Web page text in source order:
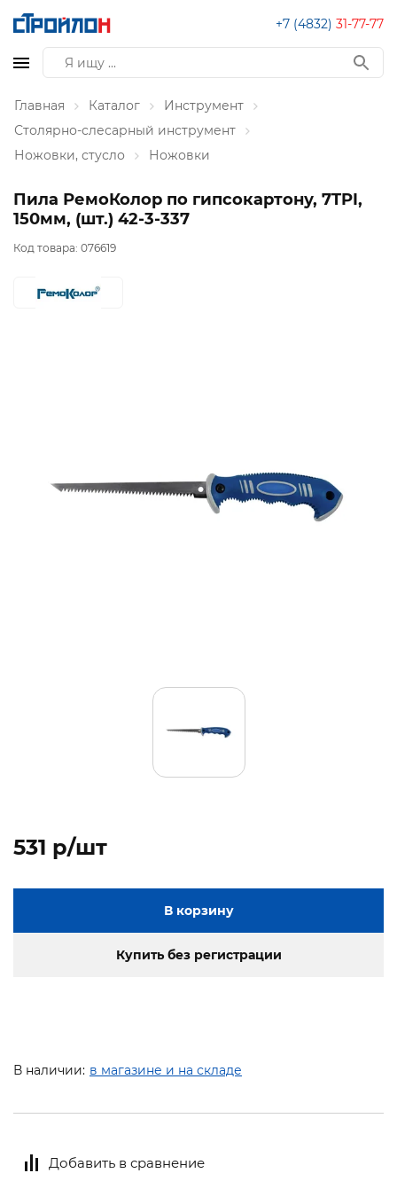
+7 (4832) 31-77-77
Главная Каталог
Инструмент
Столярно-слесарный инструмент
Ножовки, стусло
Ножовки
Пила РемоКолор по гипсокартону, 7TPI,
150мм, (шт.) 42-3-337
Код товара: 076619
531 p/шт
В корзину
Купить без регистрации
В наличии: в магазине и на складе
Добавить в сравнение